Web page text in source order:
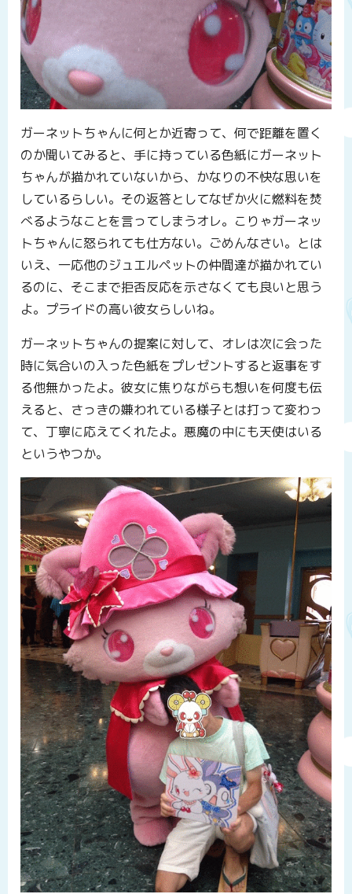
ガーネットちゃんに何とか近寄って、何で距離を置く
のか聞いてみると、手に持っている色紙にガーネット
ちゃんが描かれていないから、かなりの不快な思いを
しているらしい。その返答としてなぜか火に燃料を焚
べるようなことを言ってしまうオレ。こりゃガーネッ
トちゃんに怒られても仕方ない。ごめんなさい。とは
いえ、一応他のジュエルペットの仲間達が描かれてい
るのに、そこまで拒否反応を示さなくても良いと思う
よ。プライドの高い彼女らしいね。
ガーネットちゃんの提案に対して、オレは次に会った
時に気合いの入った色紙をプレゼントすると返事をす
る他無かったよ。彼女に焦りながらも想いを何度も伝
えると、さっきの嫌われている様子とは打って変わっ
て、丁寧に応えてくれたよ。悪魔の中にも天使はいる
というやつか。